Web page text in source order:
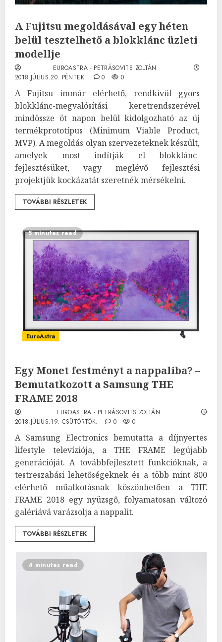
A Fujitsu megoldásával egy héten
belül tesztelhető a blokklánc üzleti
modellje
EUROASTRA - PETRÁSOVITS ZOLTÁN
2018.JÚLIUS.20. PÉNTEK.
0 0
A Fujitsu immár elérhető, rendkívül gyors
blokklánc-megvalósítási keretrendszerével
mindössze öt napon belül kidolgozható az új
termékprototípus (Minimum Viable Product,
MVP). A megoldás olyan szervezeteknek készült,
amelyek most indítják el blokklánc-
fejlesztésüket, vagy meglévő fejlesztési
projektjük kockázatát szeretnék mérsékelni.
TOVÁBBI RÉSZLETEK
5 minutes read
EuroAstra
Egy Monet festményt a nappaliba? –
Bemutatkozott a Samsung THE
FRAME 2018
EUROASTRA - PETRÁSOVITS ZOLTÁN
2018.JÚLIUS.19. CSÜTÖRTÖK.
0 0
A Samsung Electronics bemutatta a díjnyertes
lifestyle televíziója, a THE FRAME legújabb
generációját. A továbbfejlesztett funkcióknak, a
testreszabási lehetőségeknek és a több mint 800
elérhető műalkotásnak köszönhetően a THE
FRAME 2018 egy nyüzsgő, folyamatosan változó
galériává varázsolja a nappalit.
TOVÁBBI RÉSZLETEK
4 minutes read